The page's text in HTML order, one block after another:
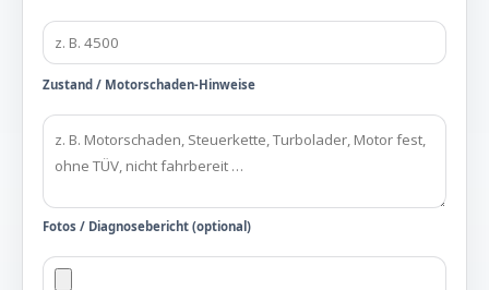
Zustand / Motorschaden-Hinweise
Fotos / Diagnosebericht (optional)